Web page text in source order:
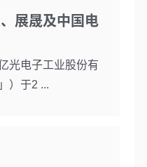
展晟及中国电
电子工业股份有
）于2 ...